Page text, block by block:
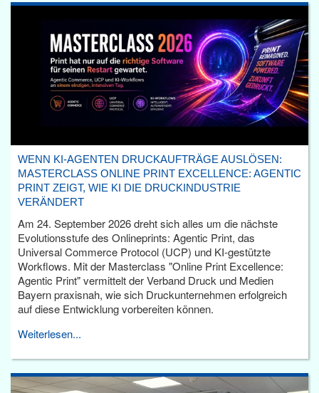
WENN KI-AGENTEN DRUCKAUFTRÄGE AUSLÖSEN:
MASTERCLASS ONLINE PRINT EXCELLENCE: AGENTIC
PRINT ZEIGT, WIE KI DIE DRUCKINDUSTRIE
VERÄNDERT
Am 24. September 2026 dreht sich alles um die nächste
Evolutionsstufe des Onlineprints: Agentic Print, das
Universal Commerce Protocol (UCP) und KI-gestützte
Workflows. Mit der Masterclass "Online Print Excellence:
Agentic Print" vermittelt der Verband Druck und Medien
Bayern praxisnah, wie sich Druckunternehmen erfolgreich
auf diese Entwicklung vorbereiten können.
Weiterlesen...